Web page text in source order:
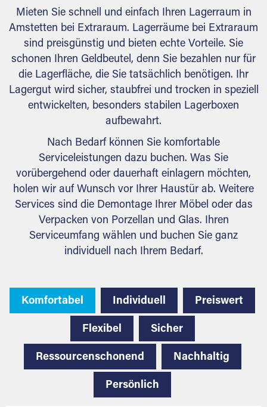
Mieten Sie schnell und einfach Ihren Lagerraum in
Amstetten bei Extraraum. Lagerräume bei Extraraum
sind preisgünstig und bieten echte Vorteile. Sie
schonen Ihren Geldbeutel, denn Sie bezahlen nur für
die Lagerfläche, die Sie tatsächlich benötigen. Ihr
Lagergut wird sicher, staubfrei und trocken in speziell
entwickelten, besonders stabilen Lagerboxen
aufbewahrt.
Nach Bedarf können Sie komfortable
Serviceleistungen dazu buchen. Was Sie
vorübergehend oder dauerhaft einlagern möchten,
holen wir auf Wunsch vor Ihrer Haustür ab. Weitere
Services sind die Demontage Ihrer Möbel oder das
Verpacken von Porzellan und Glas. Ihren
Serviceumfang wählen und buchen Sie ganz
individuell nach Ihrem Bedarf.
Komfortabel Individuell Preiswert
Flexibel Sicher
Ressourcenschonend Nachhaltig
Persönlich